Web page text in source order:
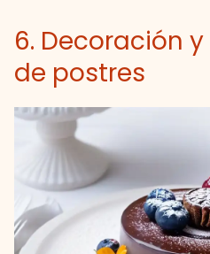
6. Decoración
de postres